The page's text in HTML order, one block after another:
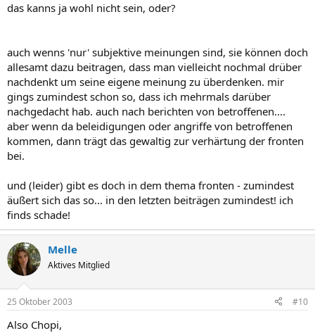
das kanns ja wohl nicht sein, oder?
auch wenns 'nur' subjektive meinungen sind, sie können doch
allesamt dazu beitragen, dass man vielleicht nochmal drüber
nachdenkt um seine eigene meinung zu überdenken. mir
gings zumindest schon so, dass ich mehrmals darüber
nachgedacht hab. auch nach berichten von betroffenen....
aber wenn da beleidigungen oder angriffe von betroffenen
kommen, dann trägt das gewaltig zur verhärtung der fronten
bei.
und (leider) gibt es doch in dem thema fronten - zumindest
äußert sich das so... in den letzten beiträgen zumindest! ich
finds schade!
Melle
Aktives Mitglied
25 Oktober 2003 #10
Also Chopi,